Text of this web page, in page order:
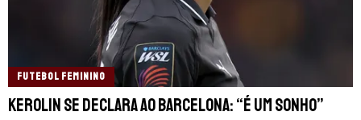
FUTEBOL FEMININO
Kerolin se declara ao Barcelona: “É um sonho”